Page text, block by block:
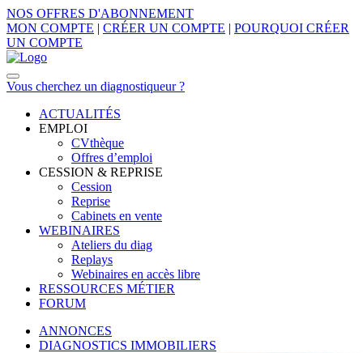
NOS OFFRES D'ABONNEMENT
MON COMPTE | CRÉER UN COMPTE | POURQUOI CRÉER
UN COMPTE
Vous cherchez un diagnostiqueur ?
ACTUALITÉS
EMPLOI
CVthèque
Offres d’emploi
CESSION & REPRISE
Cession
Reprise
Cabinets en vente
WEBINAIRES
Ateliers du diag
Replays
Webinaires en accès libre
RESSOURCES MÉTIER
FORUM
ANNONCES
DIAGNOSTICS IMMOBILIERS